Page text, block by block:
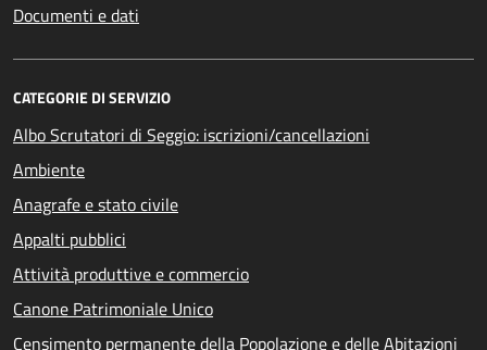
Documenti e dati
CATEGORIE DI SERVIZIO
Albo Scrutatori di Seggio: iscrizioni/cancellazioni
Ambiente
Anagrafe e stato civile
Appalti pubblici
Attività produttive e commercio
Canone Patrimoniale Unico
Censimento permanente della Popolazione e delle Abitazioni